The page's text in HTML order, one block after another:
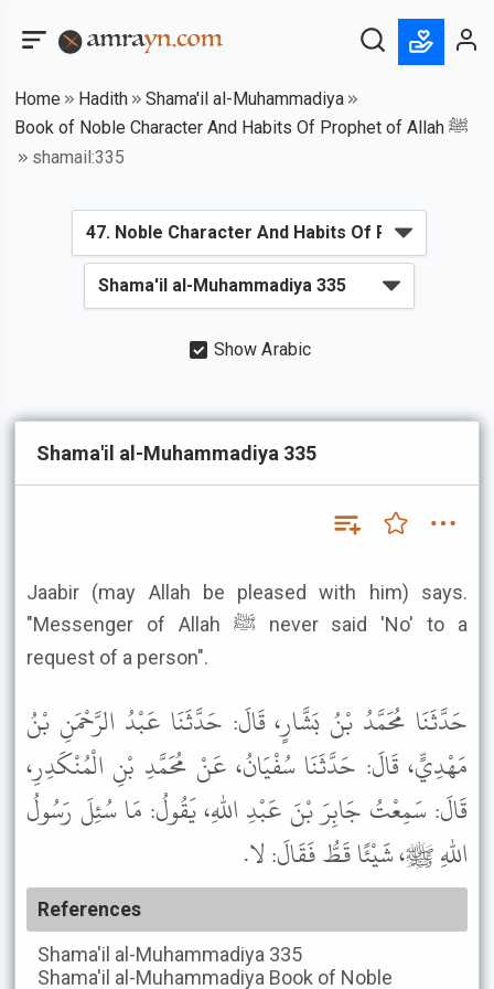
Home Hadith
Shama'il al-Muhammadiya
Book of Noble Character And Habits Of Prophet of Allah ﷺ
shamail:335
Show Arabic
Shama'il al-Muhammadiya 335
Jaabir (may Allah be pleased with him) says.
"Messenger of Allah ﷺ never said 'No' to a
request of a person".
حَدَّثَنَا مُحَمَّدُ بْنُ بَشَّارٍ، قَالَ: حَدَّثَنَا عَبْدُ الرَّحْمَنِ بْنُ
مَهْدِيٍّ، قَالَ: حَدَّثَنَا سُفْيَانُ، عَنْ مُحَمَّدِ بْنِ الْمُنْكَدِرِ،
قَالَ: سَمِعْتُ جَابِرَ بْنَ عَبْدِ اللهِ، يَقُولُ: مَا سُئِلَ رَسُولُ
اللهِ ﷺ، شَيْئًا قَطُّ فَقَالَ: لا.
References
Shama'il al-Muhammadiya 335
Shama'il al-Muhammadiya Book of Noble